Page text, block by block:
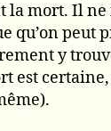
la mort. Il ne
qu’on peut
y
est